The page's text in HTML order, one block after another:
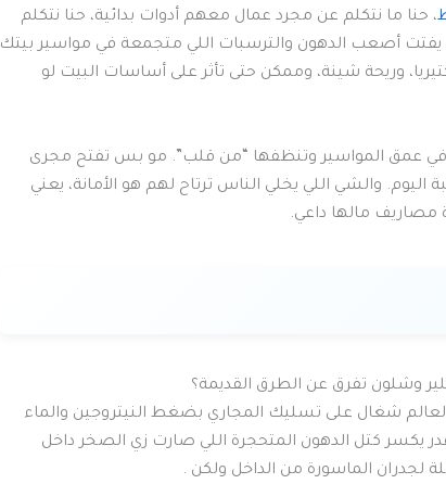
، حنا ما نتكلم عن مجرد عمال معهم أدوات بدائية، حنا نتكلم
أصعب الدهون والترسبات اللي متجمعة في مواسير بيتك
وريحة شينة، وممكن حتى تأثر على أساسات البيت لو
في عمق المواسير وتنظفها “من قلب”. مو بس تفتح مجرى
اليوم. والشي اللي يخلي الناس ترتاح لهم هو الأمانة، يعني
مصاريف مالها داعي.
وشلون تفرق عن الطرق القديمة؟
العالم شغال على تسليك المجاري بضغط النيتروجين والماء
يكسر كتل الدهون المتحجرة اللي صارت زي الصخر داخل
لجدران الماسورة من الداخل ولكن .